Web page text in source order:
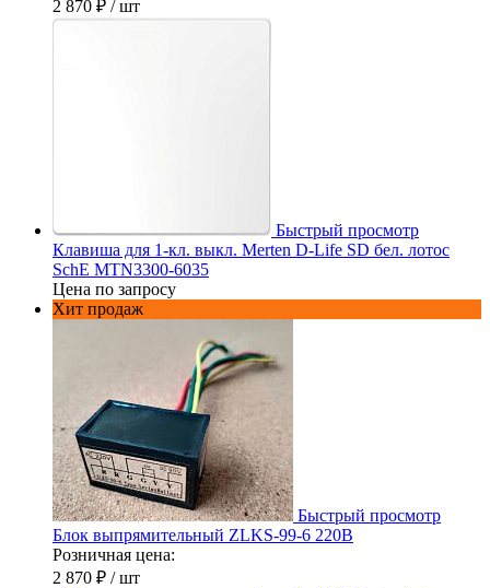
2 870 ₽ / шт
Быстрый просмотр
Клавиша для 1-кл. выкл. Merten D-Life SD бел. лотос
SchE MTN3300-6035
Цена по запросу
Хит продаж
Быстрый просмотр
Блок выпрямительный ZLKS-99-6 220В
Розничная цена:
2 870 ₽ / шт